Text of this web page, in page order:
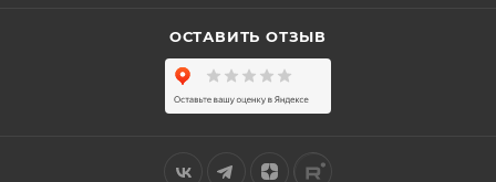
ОСТАВИТЬ ОТЗЫВ